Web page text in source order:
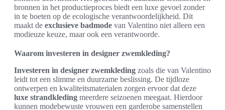
bronnen in het productieproces biedt een luxe gevoel zonder
in te boeten op de ecologische verantwoordelijkheid. Dit
maakt de exclusieve badmode van Valentino niet alleen een
modieuze keuze, maar ook een verantwoorde.
Waarom investeren in designer zwemkleding?
Investeren in designer zwemkleding zoals die van Valentino
leidt tot een slimme en duurzame beslissing. De tijdloze
ontwerpen en kwaliteitsmaterialen zorgen ervoor dat deze
luxe strandkleding meerdere seizoenen meegaat. Hierdoor
kunnen modebewuste vrouwen een garderobe samenstellen